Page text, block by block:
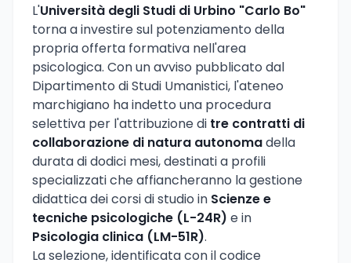
L'Università degli Studi di Urbino "Carlo Bo"
torna a investire sul potenziamento della
propria offerta formativa nell'area
psicologica. Con un avviso pubblicato dal
Dipartimento di Studi Umanistici, l'ateneo
marchigiano ha indetto una procedura
selettiva per l'attribuzione di tre contratti di
collaborazione di natura autonomadella
durata di dodici mesi, destinati a profili
specializzati che affiancheranno la gestione
didattica dei corsi di studio in Scienze e
tecniche psicologiche (L-24R) e in
Psicologia clinica (LM-51R).
La selezione, identificata con il codice